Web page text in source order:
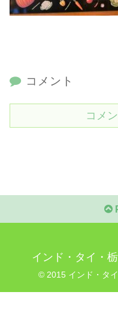
コメント
コメ
インド・タイ・
© 2015 インド・タ